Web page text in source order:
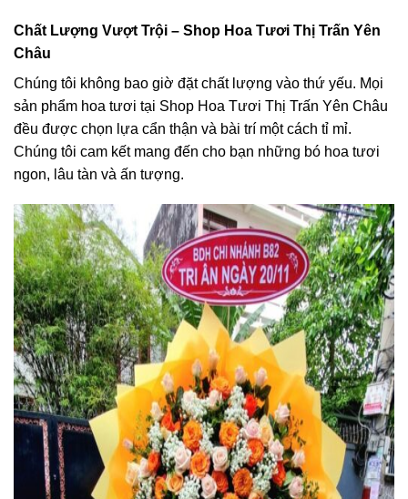
Chất Lượng Vượt Trội – Shop Hoa Tươi Thị Trấn Yên
Châu
Chúng tôi không bao giờ đặt chất lượng vào thứ yếu. Mọi
sản phẩm hoa tươi tại Shop Hoa Tươi Thị Trấn Yên Châu
đều được chọn lựa cẩn thận và bài trí một cách tỉ mỉ.
Chúng tôi cam kết mang đến cho bạn những bó hoa tươi
ngon, lâu tàn và ấn tượng.